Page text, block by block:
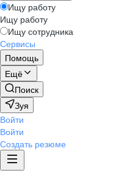
Ищу работу
Ищу работу
Ищу сотрудника
Сервисы
Помощь
Ещё
Поиск
Зуя
Войти
Войти
Создать резюме